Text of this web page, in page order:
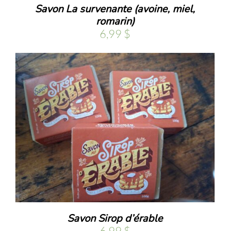
Savon La survenante (avoine, miel,
romarin)
6,99 $
Savon Sirop d’érable